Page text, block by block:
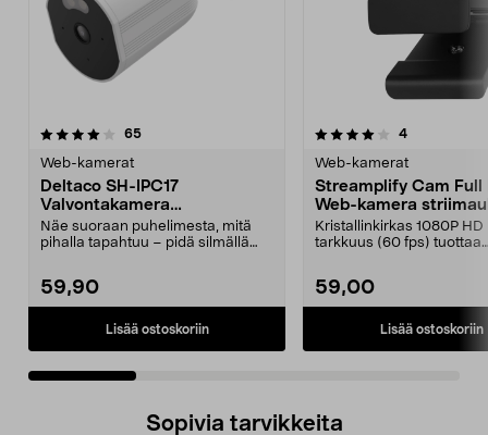
65arvostelut
Web-kamerat
Deltaco SH-IPC17
Valvontakamera
ulkokäyttöön, WiFi, FullHD
Näe suoraan puhelimesta, mitä
pihalla tapahtuu – pidä silmällä
59,90
Lisää ostoskoriin
4.0 viidestä
4arvostelut
Web-kamerat
Streamplify Cam Full
Web-kamera
Kristallinkirkas 1080P HD
tarkkuus (60 fps) tuottaa
59,00
Lisää ostoskoriin
4.5 viidestä
Sopivia tarvikkeita